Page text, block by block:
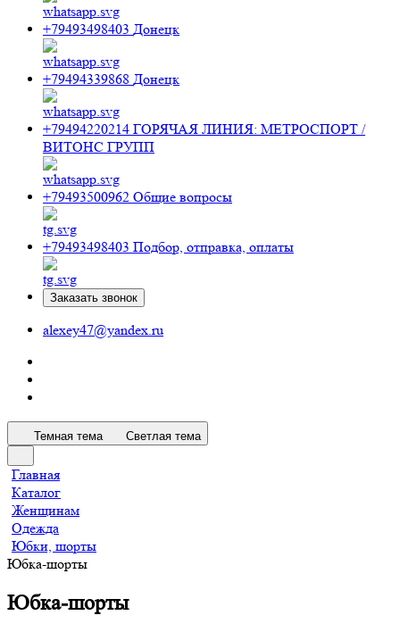
+79493498403 Донецк
+79494339868 Донецк
+79494220214 ГОРЯЧАЯ ЛИНИЯ: МЕТРОСПОРТ /
ВИТОНС ГРУПП
+79493500962 Общие вопросы
+79493498403 Подбор, отправка, оплаты
Заказать звонок
alexey47@yandex.ru
Темная тема Светлая тема
Главная
Каталог
Женщинам
Одежда
Юбки, шорты
Юбка-шорты
Юбка-шорты